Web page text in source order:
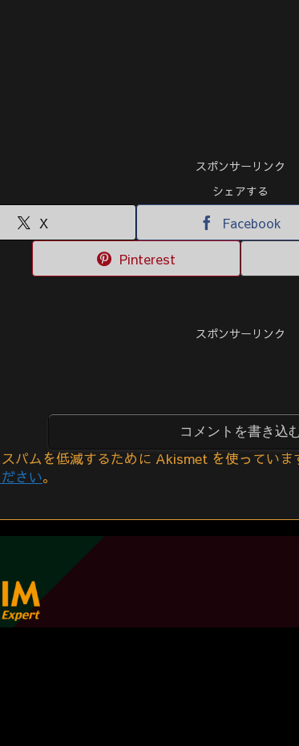
スポンサーリンク
シェアする
X Facebook
Pinterest
スポンサーリンク
コメントを書き込
パムを低減するために Akismet を使っていま
さい。